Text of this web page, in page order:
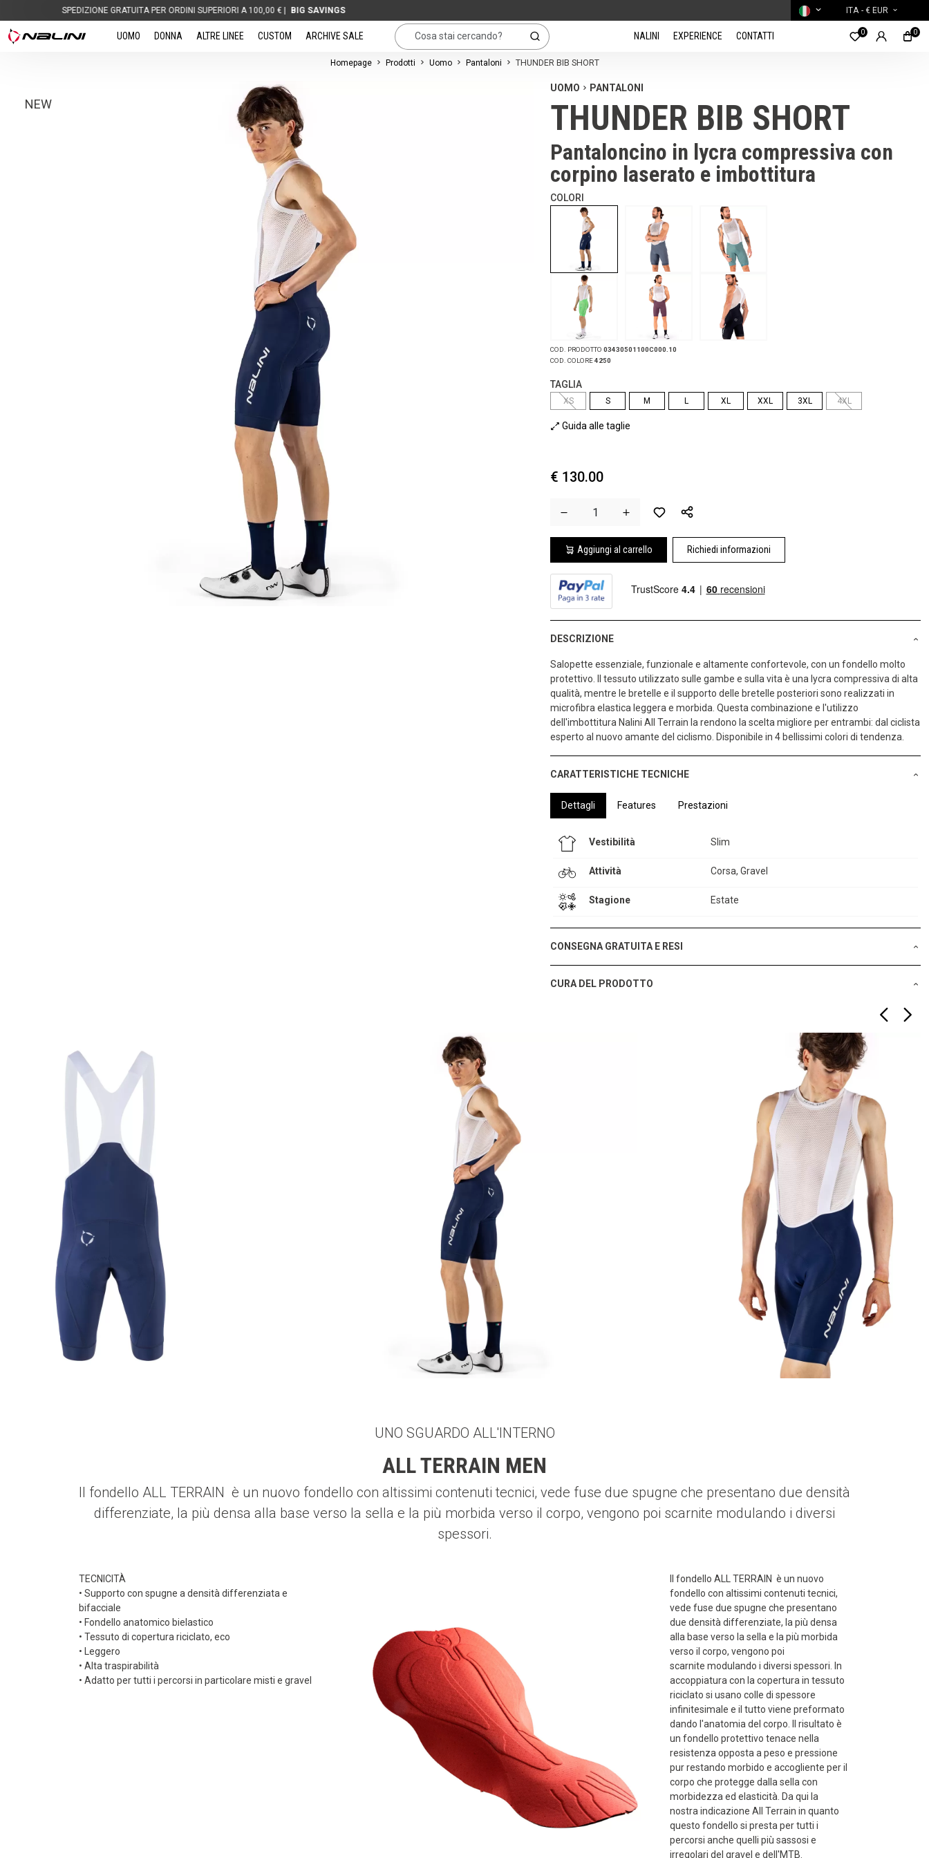
SPEDIZIONE GRATUITA PER ORDINI SUPERIORI A 100,00 € | BIG SAVINGS ITA - € EUR
UOMO DONNA ALTRE LINEE CUSTOM ARCHIVE SALE NALINI EXPERIENCE CONTATTI 0 0
Homepage Prodotti Uomo Pantaloni THUNDER BIB SHORT
NEW
UOMO PANTALONI
THUNDER BIB SHORT
Pantaloncino in lycra compressiva con
corpino laserato e imbottitura
COLORI
COD. PRODOTTO 03430501100C000.10
COD. COLORE4250
TAGLIA
XS S M L XL XXL 3XL 4XL
Guida alle taglie
€ 130.00
Aggiungi al carrello Richiedi informazioni
DESCRIZIONE
Salopette essenziale, funzionale e altamente confortevole, con un fondello molto
protettivo. Il tessuto utilizzato sulle gambe e sulla vita è una lycra compressiva di alta
qualità, mentre le bretelle e il supporto delle bretelle posteriori sono realizzati in
microfibra elastica leggera e morbida. Questa combinazione e l'utilizzo
dell'imbottitura Nalini All Terrain la rendono la scelta migliore per entrambi: dal ciclista
esperto al nuovo amante del ciclismo. Disponibile in 4 bellissimi colori di tendenza.
CARATTERISTICHE TECNICHE
Dettagli Features Prestazioni
Vestibilità Slim
Attività Corsa, Gravel
Stagione Estate
CONSEGNA GRATUITA E RESI
CURA DEL PRODOTTO
UNO SGUARDO ALL'INTERNO
ALL TERRAIN MEN
Il fondello ALL TERRAIN è un nuovo fondello con altissimi contenuti tecnici, vede fuse due spugne che presentano due densità
differenziate, la più densa alla base verso la sella e la più morbida verso il corpo, vengono poi scarnite modulando i diversi
spessori.
TECNICITÀ
• Supporto con spugne a densità differenziata e
bifacciale
• Fondello anatomico bielastico
• Tessuto di copertura riciclato, eco
• Leggero
• Alta traspirabilità
• Adatto per tutti i percorsi in particolare misti e gravel
Il fondello ALL TERRAIN è un nuovo
fondello con altissimi contenuti tecnici,
vede fuse due spugne che presentano
due densità differenziate, la più densa
alla base verso la sella e la più morbida
verso il corpo, vengono poi
scarnite modulando i diversi spessori. In
accoppiatura con la copertura in tessuto
riciclato si usano colle di spessore
infinitesimale e il tutto viene preformato
dando l'anatomia del corpo. Il risultato è
un fondello protettivo tenace nella
resistenza opposta a peso e pressione
pur restando morbido e accogliente per il
corpo che protegge dalla sella con
morbidezza ed elasticità. Da qui la
nostra indicazione All Terrain in quanto
questo fondello si presta per tutti i
percorsi anche quelli più sassosi e
irregolari del gravel e dell'MTB.